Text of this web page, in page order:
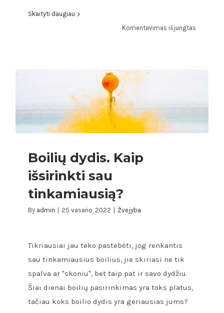
Skaityti daugiau
Komentavimas išjungtas
Boilių dydis. Kaip išsirinkti sau
tinkamiausią?
Boilių dydis. Kaip
išsirinkti sau
tinkamiausią?
By admin 25 vasario, 2022 Žvejyba
Tikriausiai jau teko pastebėti, jog renkantis
sau tinkamiausius boilius, jie skiriasi ne tik
spalva ar "skoniu", bet taip pat ir savo dydžiu.
Šiai dienai boilių pasirinkimas yra toks platus,
tačiau koks boilio dydis yra geriausias jums?